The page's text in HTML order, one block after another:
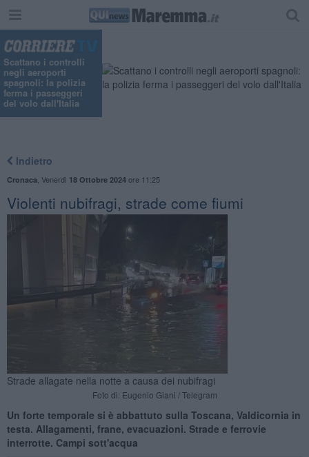
Scattano i controlli
negli aeroporti
spagnoli: la polizia
ferma i passeggeri
del volo dall'Italia
Indietro
Cronaca Venerdì 18 Ottobre 2024ore 11:25
Violenti nubifragi, strade come fiumi
Strade allagate nella notte a causa dei nubifragi
Foto di: Eugenio Giani / Telegram
Un forte temporale si è abbattuto sulla Toscana, Valdicornia in
testa. Allagamenti, frane, evacuazioni. Strade e ferrovie
interrotte. Campi sott'acqua